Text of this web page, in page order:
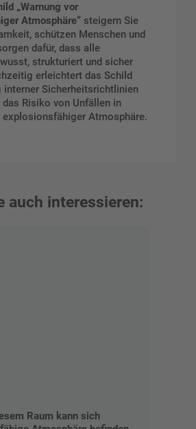
„Warnung vor
Atmosphäre“ steigern Sie
schützen Menschen und
dafür, dass alle
strukturiert und sicher
erleichtert das Schild
interner Sicherheitsrichtlinien
Risiko von Unfällen in
explosionsfähiger Atmosphäre.
auch interessieren:
Raum kann sich